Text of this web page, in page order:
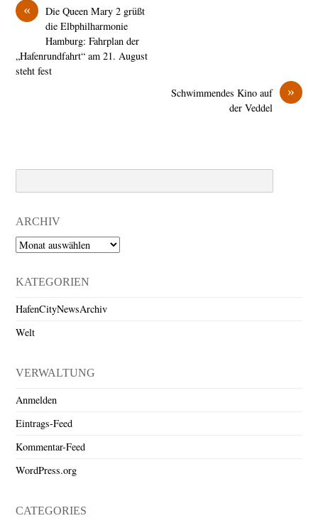
«
Die Queen Mary 2 grüßt
die Elbphilharmonie
Hamburg: Fahrplan der
„Hafenrundfahrt“ am 21. August
steht fest
»
Schwimmendes Kino auf
der Veddel
ARCHIV
Archiv
KATEGORIEN
HafenCityNewsArchiv
Welt
VERWALTUNG
Anmelden
Eintrags-Feed
Kommentar-Feed
WordPress.org
CATEGORIES